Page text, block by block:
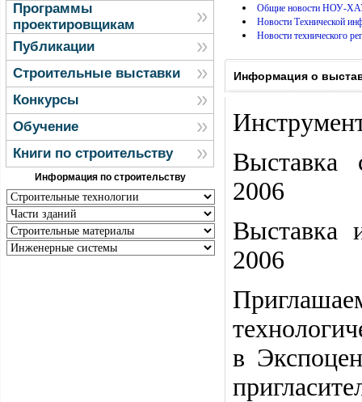
Программы
проектировщикам
Публикации
Строительные выставки
Конкурсы
Обучение
Книги по строительству
Информация по строительству
Общие новости НОУ-
Новости Технической
Новости технического
Информация о
Выставка
2006
Выставка
2006
в